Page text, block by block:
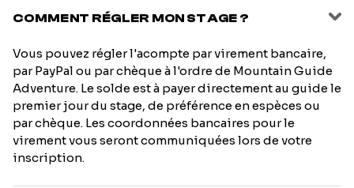
COMMENT RÉGLER MON STAGE ?
Vous pouvez régler l'acompte par virement bancaire,
par PayPal ou par chèque à l'ordre de Mountain Guide
Adventure. Le solde est à payer directement au guide le
premier jour du stage, de préférence en espèces ou
par chèque. Les coordonnées bancaires pour le
virement vous seront communiquées lors de votre
inscription.